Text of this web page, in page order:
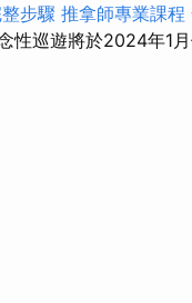
步驟 推拿師專業課程
性巡遊將於2024年1